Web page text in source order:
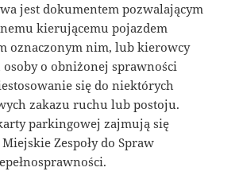
jest dokumentem pozwalającym
kierującemu pojazdem
oznaczonym nim, lub kierowcy
osoby o obniżonej sprawności
się do niektórych
zakazu ruchu lub postoju.
parkingowej zajmują się
Zespoły do Spraw